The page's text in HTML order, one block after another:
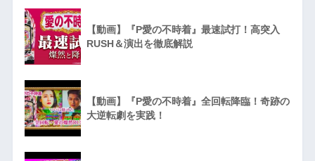
【動画】『P愛の不時着』最速試打！高突入
RUSH＆演出を徹底解説
【動画】『P愛の不時着』全回転降臨！奇跡の
大逆転劇を実践！